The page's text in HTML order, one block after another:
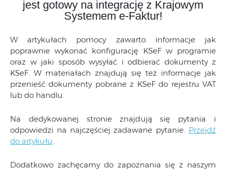
jest gotowy na integrację z Krajowym
Systemem e-Faktur!
W artykułach pomocy zawarto informacje jak
poprawnie wykonać konfigurację KSeF w programie
oraz w jaki sposób wysyłać i odbierać dokumenty z
KSeF. W materiałach znajdują się też informacje jak
przenieść dokumenty pobrane z KSeF do rejestru VAT
lub do handlu.
Na dedykowanej stronie znajdują się pytania i
odpowiedzi na najczęściej zadawane pytanie. Przejdź
do artykułu.
Dodatkowo zachęcamy do zapoznania się z naszym